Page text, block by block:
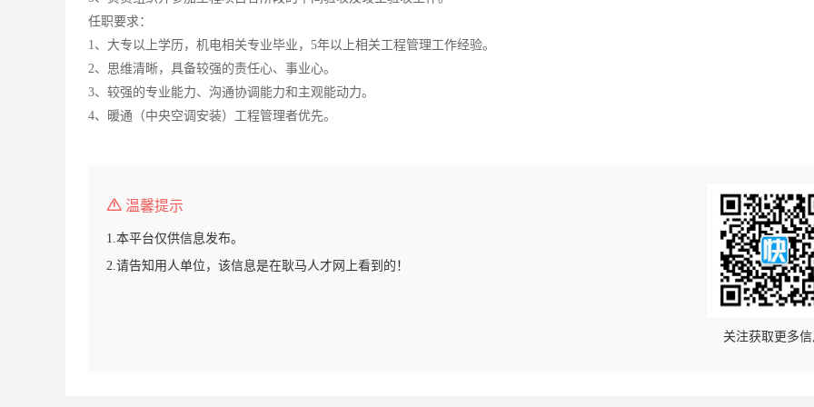
任职要求：
1、大专以上学历，机电相关专业毕业，5年以上相关工程管理工作经验。
2、思维清晰，具备较强的责任心、事业心。
3、较强的专业能力、沟通协调能力和主观能动力。
4、暖通（中央空调安装）工程管理者优先。
温馨提示
1.本平台仅供信息发布。
2.请告知用人单位，该信息是在耿马人才网上看到的！
关注获取更多